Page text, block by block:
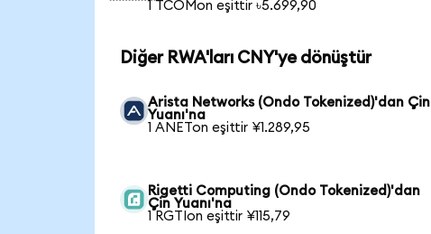
1 TCOMon eşittir ৳5.699,90
Diğer RWA'ları CNY'ye dönüştür
Arista Networks (Ondo Tokenized)'dan Çin
Yuanı'na
1 ANETon eşittir ¥1.289,95
Rigetti Computing (Ondo Tokenized)'dan
Çin Yuanı'na
1 RGTIon eşittir ¥115,79